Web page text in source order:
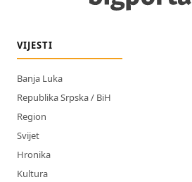
VIJESTI
Banja Luka
Republika Srpska / BiH
Region
Svijet
Hronika
Kultura